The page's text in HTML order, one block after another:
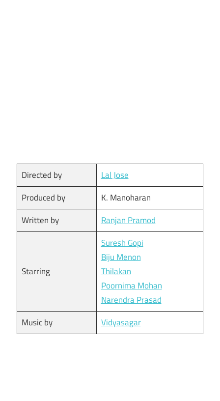
Directed by
Lal Jose
Produced by
K. Manoharan
Written by
Ranjan Pramod
Starring
Suresh Gopi
Biju Menon
Thilakan
Poornima Mohan
Narendra Prasad
Music by
Vidyasagar